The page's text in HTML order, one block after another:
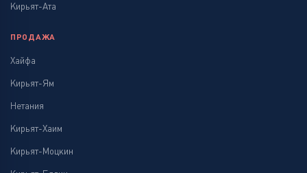
Кирьят-Ата
ПРОДАЖА
Хайфа
Кирьят-Ям
Нетания
Кирьят-Хаим
Кирьят-Моцкин